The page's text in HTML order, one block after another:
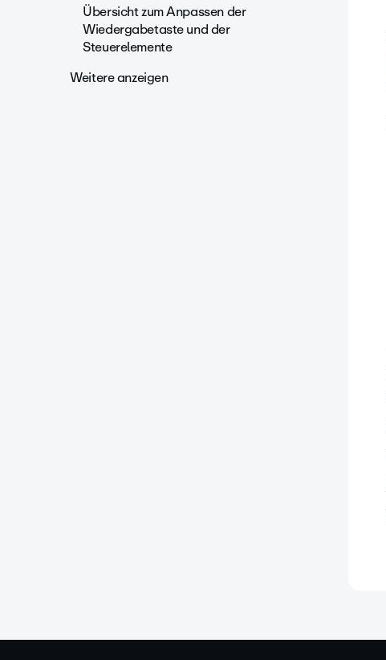
Übersicht zum Anpassen der
Wiedergabetaste und der
Steuerelemente
Weitere anzeigen